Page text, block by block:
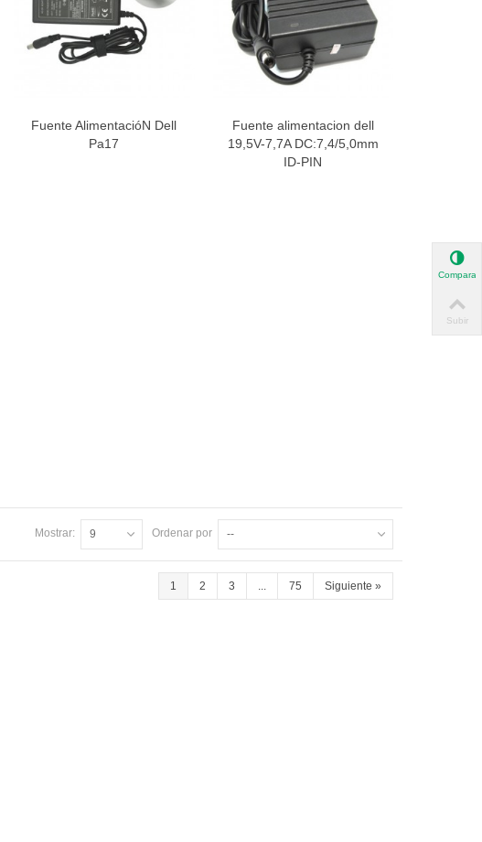
Vista rápida
Fuente AlimentacióN Dell
Pa17
Vista rápida
Fuente alimentacion dell
19,5V-7,7A DC:7,4/5,0mm
ID-PIN
Ordenar por --
Mostrar: 9
1 2 3 ... 75 Siguiente »
Comparar
Subir